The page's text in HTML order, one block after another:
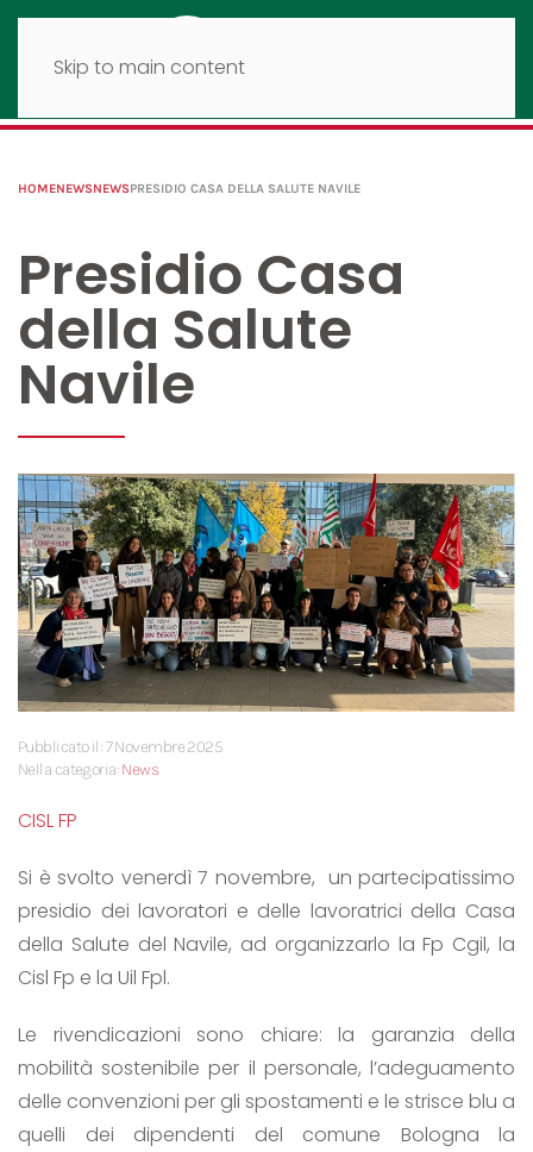
Skip to main content
HOMENEWSNEWSPRESIDIO CASA DELLA SALUTE NAVILE
Presidio Casa
della Salute
Navile
Pubblicato il: 7 Novembre 2025
Nella categoria:News
CISL FP
Si è svolto venerdì 7 novembre, un partecipatissimo
presidio dei lavoratori e delle lavoratrici della Casa
della Salute del Navile, ad organizzarlo la Fp Cgil, la
Cisl Fp e la Uil Fpl.
Le rivendicazioni sono chiare: la garanzia della
mobilità sostenibile per il personale, l’adeguamento
delle convenzioni per gli spostamenti e le strisce blu a
quelli dei dipendenti del comune Bologna la